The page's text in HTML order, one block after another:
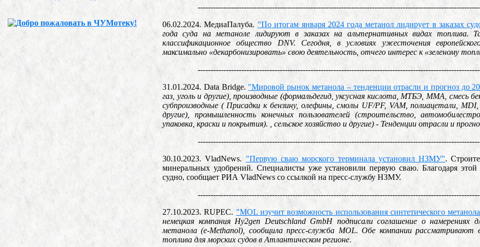
06.02.2024. МедиаПалуба. "По итогам января 2024 года метанол лидирует в заказах
года суда на метаноле лидируют в заказах на альтернативных видах топлива.
классификационное общество DNV. Сегодня, в условиях ужесточения
максимально «декарбонизировать» свою деятельность, отчего интерес к «зеленому
31.01.2024. Data Bridge. "Мировой рынок метанола – тенденции отрасли и прогноз до
газ, уголь и другие), производные (формальдегид, уксусная кислота, МТБЭ, ММА,
субпроизводные ( Присадки к бензину, олефины, смолы UF/PF, VAM, полиацетали,
другие), промышленность конечных пользователей (строительство,
упаковка, краски и покрытия). , сельское хозяйство и другие) - Тенденции отрасли и
30.10.2023. VladNews. "Первую сваю морского терминала установил НЗМУ".
минеральных удобрений. Специалисты уже установили первую сваю. Благодаря этой
судно, сообщает РИА VladNews со ссылкой на пресс-службу НЗМУ.
27.10.2023. RUPEC. "MOL изучит возможность использования синтетического
немецкая компания Hy2gen Deutschland GmbH подписали соглашение о намерениях
метанола (e-Methanol), сообщила пресс-служба MOL. Обе компании рассматривают
топлива для морских судов в Атлантическом регионе.